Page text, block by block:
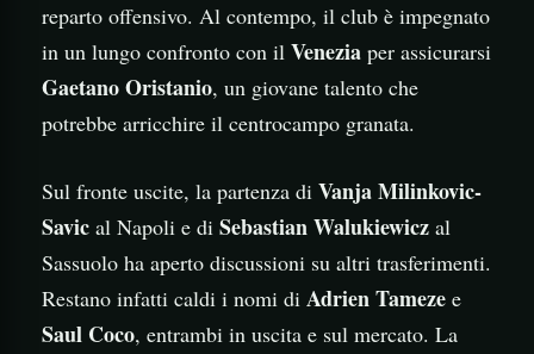
reparto offensivo. Al contempo, il club è impegnato
in un lungo confronto con il Venezia per assicurarsi
Gaetano Oristanio, un giovane talento che
potrebbe arricchire il centrocampo granata.
Sul fronte uscite, la partenza di Vanja Milinkovic-
Savic al Napoli e di Sebastian Walukiewicz al
Sassuolo ha aperto discussioni su altri trasferimenti.
Restano infatti caldi i nomi di Adrien Tameze e
Saul Coco, entrambi in uscita e sul mercato. La